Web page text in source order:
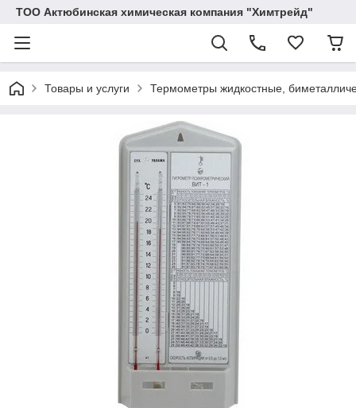
ТОО Актюбинская химическая компания "Химтрейд"
Товары и услуги Термометры жидкостные,